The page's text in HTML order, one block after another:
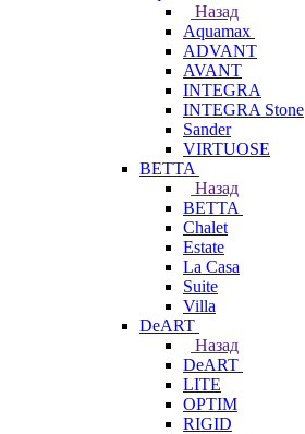
Назад
Aquamax
ADVANT
AVANT
INTEGRA
INTEGRA Stone
Sander
VIRTUOSE
BETTA
Назад
BETTA
Chalet
Estate
La Casa
Suite
Villa
DeART
Назад
DeART
LITE
OPTIM
RIGID